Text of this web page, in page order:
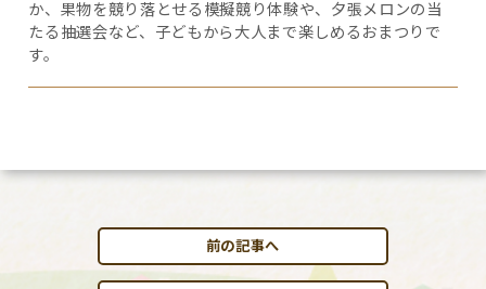
か、果物を競り落とせる模擬競り体験や、夕張メロンの当
たる抽選会など、子どもから大人まで楽しめるおまつりで
す。
前の記事へ